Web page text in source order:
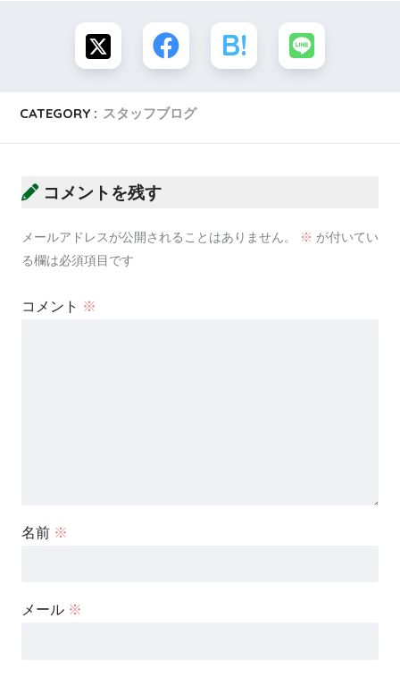
CATEGORY : スタッフブログ
コメントを残す
メールアドレスが公開されることはありません。 ※ が付いてい
る欄は必須項目です
コメント ※
名前 ※
メール ※